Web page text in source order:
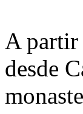
A
desde